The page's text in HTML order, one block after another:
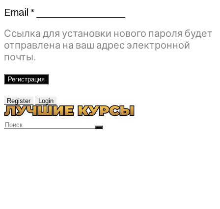
Email *Обязательно
Ссылка для установки нового пароля будет
отправлена ​​на ваш адрес электронной
почты.
Регистрация
Register Login